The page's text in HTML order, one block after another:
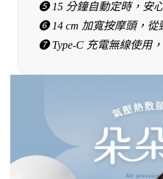
❺ 15 分鐘自動定時，安
❻ 14 cm 加寬按摩頭，從
❼ Type-C 充電無線使用